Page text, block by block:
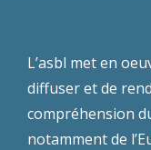
L’asbl met en
diffuser et de
compréhension
notamment de